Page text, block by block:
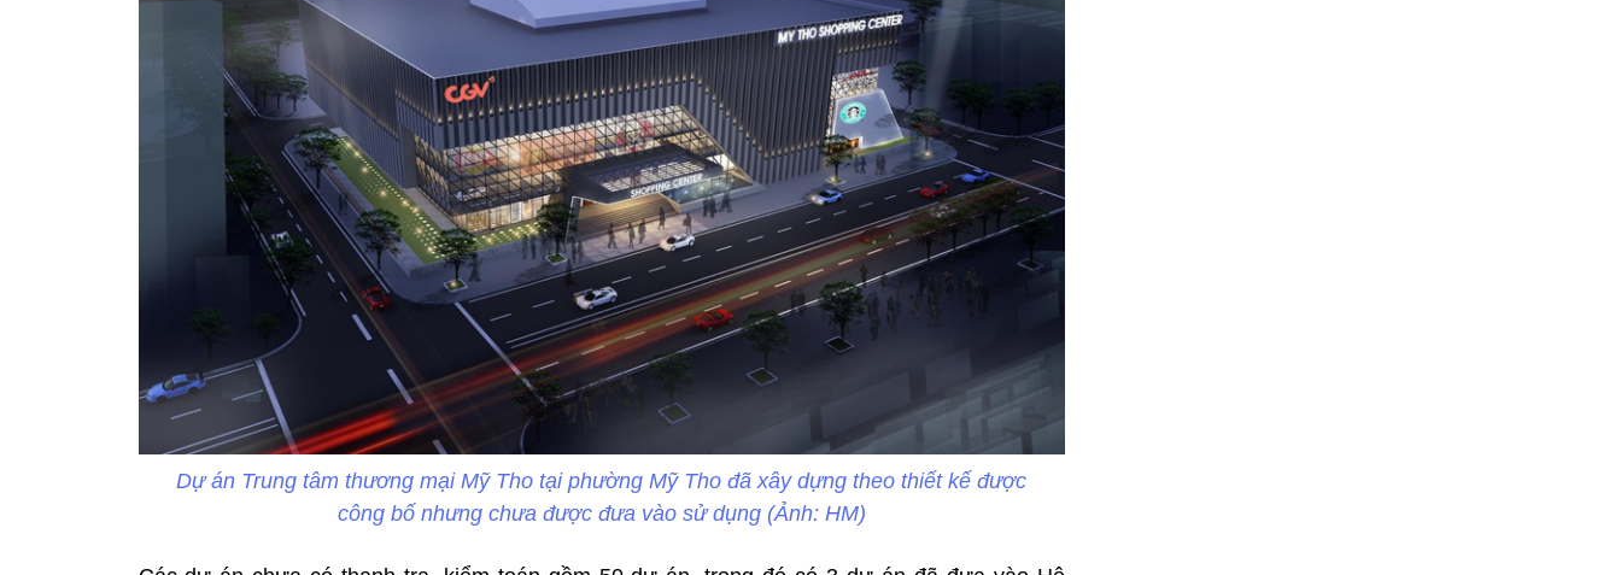
Dự án Trung tâm thương mại Mỹ Tho tại phường Mỹ Tho đã xây dựng theo thiết kế được
công bố nhưng chưa được đưa vào sử dụng (Ảnh: HM)